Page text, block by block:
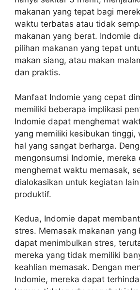
makanan yang tepat bagi
waktu terbatas atau tidak
makanan yang berat. Indomie
pilihan makanan yang tepat
makan siang, atau makan
dan praktis.
Manfaat Indomie yang cepat
memiliki beberapa implikasi
Indomie dapat menghemat
yang memiliki kesibukan tinggi,
hal yang sangat berharga.
mengonsumsi Indomie, mereka
menghemat waktu memasak,
dialokasikan untuk kegiatan
produktif.
Kedua, Indomie dapat
stres. Memasak makanan yang
dapat menimbulkan stres,
mereka yang tidak memiliki
keahlian memasak. Dengan
Indomie, mereka dapat